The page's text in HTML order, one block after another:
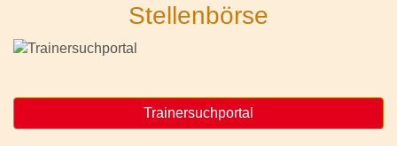
Stellenbörse
Trainersuchportal